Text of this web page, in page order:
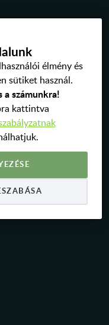
élmény és
sütiket használ.
a számunkra!
kattintva
FUNKCIÓI
DE